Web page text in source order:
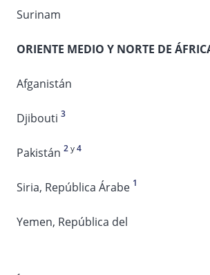
Surinam
ORIENTE MEDIO Y NORTE DE
Afganistán
Djibouti 3
Pakistán 2y4
Siria, República Árabe 1
Yemen, República del